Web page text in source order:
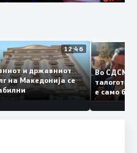
12:46
Јавниот и државниот
долг на Македонија се
стабилни
Во
е само
копија
Заев